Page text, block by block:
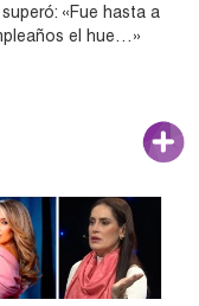
«Fue hasta a
el hue…»